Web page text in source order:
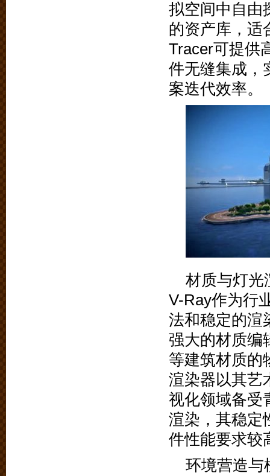
拟空间中自由
的资产库，适
Tracer可提供
件无缝集成，
案迭代效率。
材质与灯光
V-Ray作为行
法和稳定的渲
强大的材质编
等建筑材质的
渲染器以其艺
视化领域备受
渲染，其稳定
件性能要求较
环境营造与